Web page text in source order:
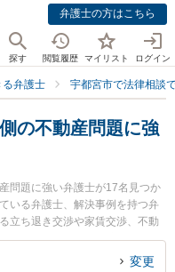
弁護士の方はこちら
探す 閲覧履歴 マイリスト ログイン
弁護士 宇都宮市で法律相談
の不動産問題に強
問題に強い弁護士が17名見つか
いる弁護士、解決事例を持つ弁
立ち退き交渉や家賃交渉、不動
でき便利です。特に渡邊律法律
大橋 慶士弁護士、弁護士法人高
変更